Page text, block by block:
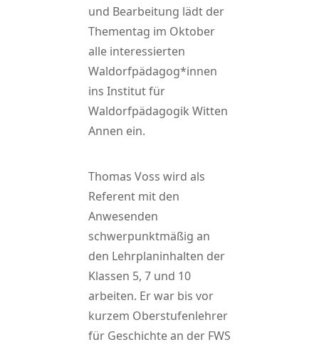
und Bearbeitung lädt der
Thementag im Oktober
alle interessierten
Waldorfpädagog*innen
ins Institut für
Waldorfpädagogik Witten
Annen ein.
Thomas Voss wird als
Referent mit den
Anwesenden
schwerpunktmäßig an
den Lehrplaninhalten der
Klassen 5, 7 und 10
arbeiten. Er war bis vor
kurzem Oberstufenlehrer
für Geschichte an der FWS